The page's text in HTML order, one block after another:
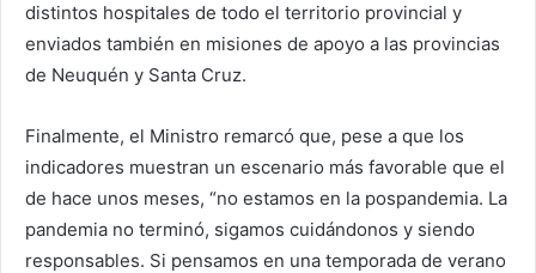
distintos hospitales de todo el territorio provincial y
enviados también en misiones de apoyo a las provincias
de Neuquén y Santa Cruz.
Finalmente, el Ministro remarcó que, pese a que los
indicadores muestran un escenario más favorable que el
de hace unos meses, “no estamos en la pospandemia. La
pandemia no terminó, sigamos cuidándonos y siendo
responsables. Si pensamos en una temporada de verano